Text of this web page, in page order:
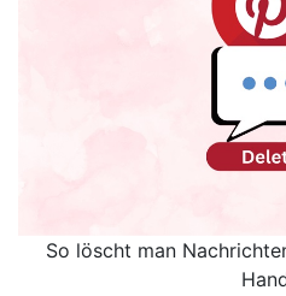
So löscht man